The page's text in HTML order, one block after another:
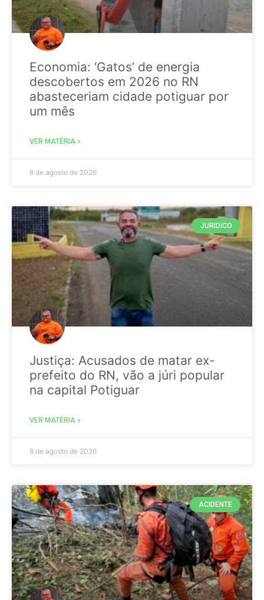
Economia: ‘Gatos’ de energia
descobertos em 2026 no RN
abasteceriam cidade potiguar por
um mês
VER MATÉRIA »
8 de agosto de 2026
JURIDICO
Justiça: Acusados de matar ex-
prefeito do RN, vão a júri popular
na capital Potiguar
VER MATÉRIA »
8 de agosto de 2026
ACIDENTE